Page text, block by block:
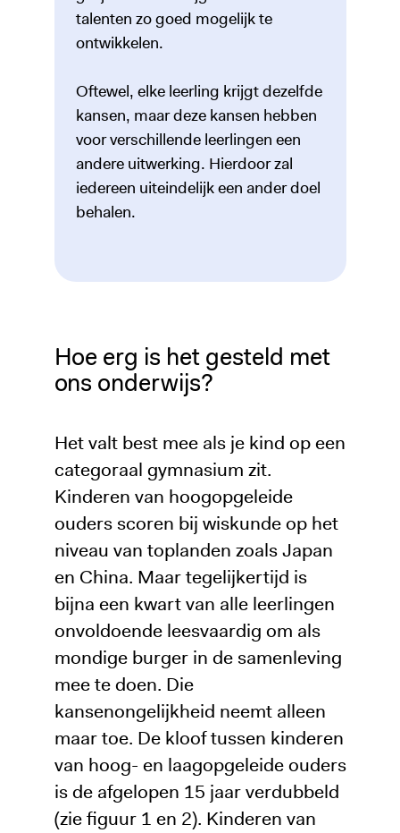
talenten zo goed mogelijk te
ontwikkelen.
Oftewel, elke leerling krijgt dezelfde
kansen, maar deze kansen hebben
voor verschillende leerlingen een
andere uitwerking. Hierdoor zal
iedereen uiteindelijk een ander doel
behalen.
Hoe erg is het gesteld met
ons onderwijs?
Het valt best mee als je kind op een
categoraal gymnasium zit.
Kinderen van hoogopgeleide
ouders scoren bij wiskunde op het
niveau van toplanden zoals Japan
en China. Maar tegelijkertijd is
bijna een kwart van alle leerlingen
onvoldoende leesvaardig om als
mondige burger in de samenleving
mee te doen. Die
kansenongelijkheid neemt alleen
maar toe. De kloof tussen kinderen
van hoog- en laagopgeleide ouders
is de afgelopen 15 jaar verdubbeld
(zie figuur 1 en 2). Kinderen van